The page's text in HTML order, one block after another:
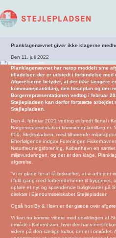
Planklagenævnet giver ikke klagerne
Den 11. juli 2022
Planklagenævnet har netop meddelt sine
tilladelser, der er udstedt i forbindelse
Afgørelserne betyder, at der ikke længere
kommuneplantillæg, den lokalplan og den
Borgerrepræsentationen vedtog i februar
Stejlepladsen kan derfor fortsætte arbejdet
Stejlepladsen.
Den 4. februar 2021 vedtog et bredt flertal i
Borgerrepræsentation kommuneplantillæg nr.
600, Stejlepladsen, med tilhørende
Efterfølgende indgav Foreningen
Naturfredningsforening, København en
miljøvurderingen, og det er den klage,
afgørelse.
“Vi er glade for at få bekræftet, at vi arbejder
i fuld gang med forberedelserne til byggeriet,
opføre et nyt og spændende boligkvarter på
direktør i Ejendomsselskabet Stejlepladsen
Også hos By & Havn er der glæde over
Vi kan nu komme videre med udviklingen af
område i København, hvor der har været
videre på den særlige kultur, der er i